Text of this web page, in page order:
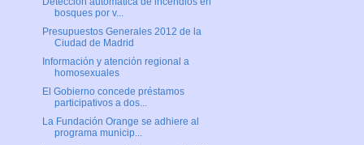
bosques por v...
Presupuestos Generales 2012 de la
Ciudad de Madrid
Información y atención regional a
homosexuales
El Gobierno concede préstamos
participativos a dos...
La Fundación Orange se adhiere al
programa municip...